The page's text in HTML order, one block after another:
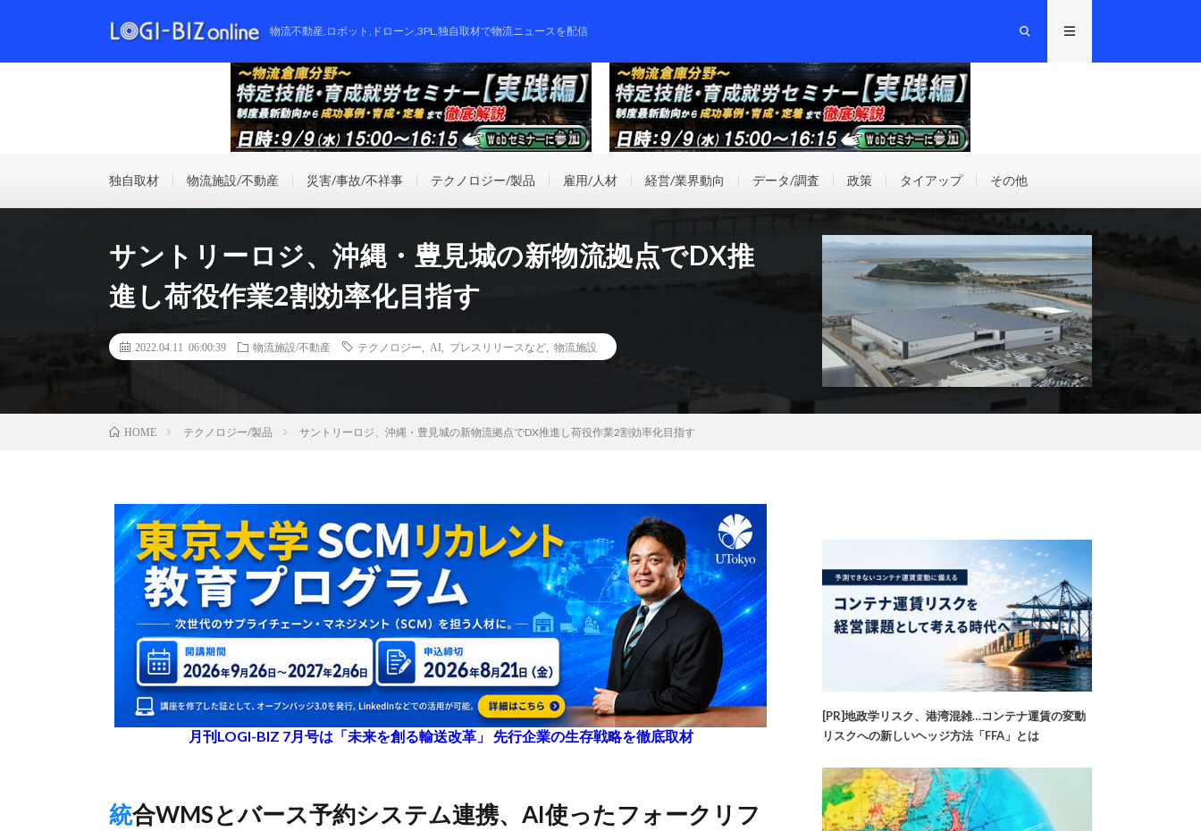
物流不動産,ロボット,ドローン,3PL,独自取材で物流ニュースを配信
独自取材 物流施設/不動産 災害/事故/不祥事 テクノロジー/製品 雇用/人材 経営/業界動向 データ/調査 政策 タイアップ その他
サントリーロジ、沖縄・豊見城の新物流拠点でDX推
進し荷役作業2割効率化目指す
2022.04.11 06:00:39 物流施設/不動産 テクノロジー AI プレスリリースなど 物流施設
HOME テクノロジー/製品 サントリーロジ、沖縄・豊見城の新物流拠点でDX推進し荷役作業2割効率化目指す
月刊LOGI-BIZ 7月号は「未来を創る輸送改革」 先行企業の生存戦略を徹底取材
統合WMSとバース予約システム連携、AI使ったフォークリフ
[PR]地政学リスク、港湾混雑…コンテナ運賃の変動
リスクへの新しいヘッジ方法「FFA」とは